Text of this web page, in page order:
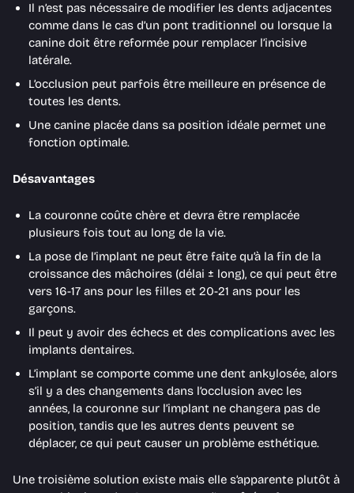
Il n’est pas nécessaire de modifier les dents adjacentes
comme dans le cas d’un pont traditionnel ou lorsque la
canine doit être reformée pour remplacer l’incisive
latérale.
L’occlusion peut parfois être meilleure en présence de
toutes les dents.
Une canine placée dans sa position idéale permet une
fonction optimale.
Désavantages
La couronne coûte chère et devra être remplacée
plusieurs fois tout au long de la vie.
La pose de l’implant ne peut être faite qu’à la fin de la
croissance des mâchoires (délai ± long), ce qui peut être
vers 16-17 ans pour les filles et 20-21 ans pour les
garçons.
Il peut y avoir des échecs et des complications avec les
implants dentaires.
L’implant se comporte comme une dent ankylosée, alors
s’il y a des changements dans l’occlusion avec les
années, la couronne sur l’implant ne changera pas de
position, tandis que les autres dents peuvent se
déplacer, ce qui peut causer un problème esthétique.
Une troisième solution existe mais elle s’apparente plutôt à